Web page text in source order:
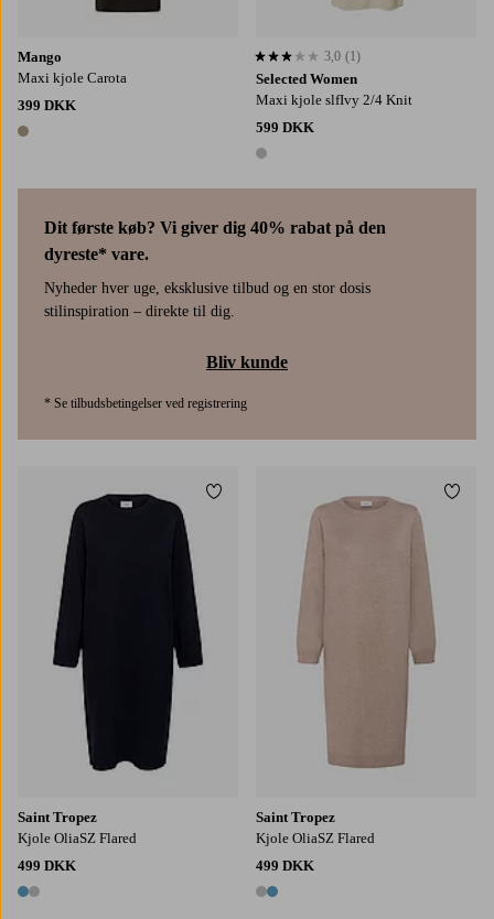
Mango
Maxi kjole Carota
399 DKK
1 farve
Dit første køb? Vi giver dig 40% rabat på den
dyreste* vare.
Nyheder hver uge, eksklusive tilbud og en stor dosis
stilinspiration – direkte til dig.
Bliv kunde
* Se tilbudsbetingelser ved registrering
Selected Women
Maxi kjole slfIvy 2/4 Knit
599 DKK
1 farve
3,0 baseret på 1 bedømmelser
3,0 (1)
Saint Tropez
Kjole OliaSZ Flared
499 DKK
2 farver
Tilføj til favoritter
2XL
Saint Tropez
Kjole OliaSZ Flared
499 DKK
2 farver